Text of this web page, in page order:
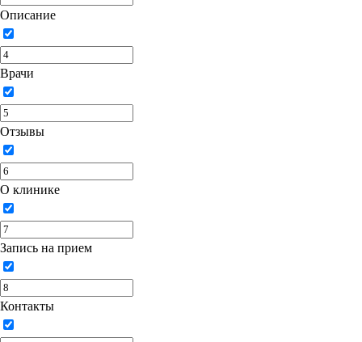
Описание
Врачи
Отзывы
О клинике
Запись на прием
Контакты